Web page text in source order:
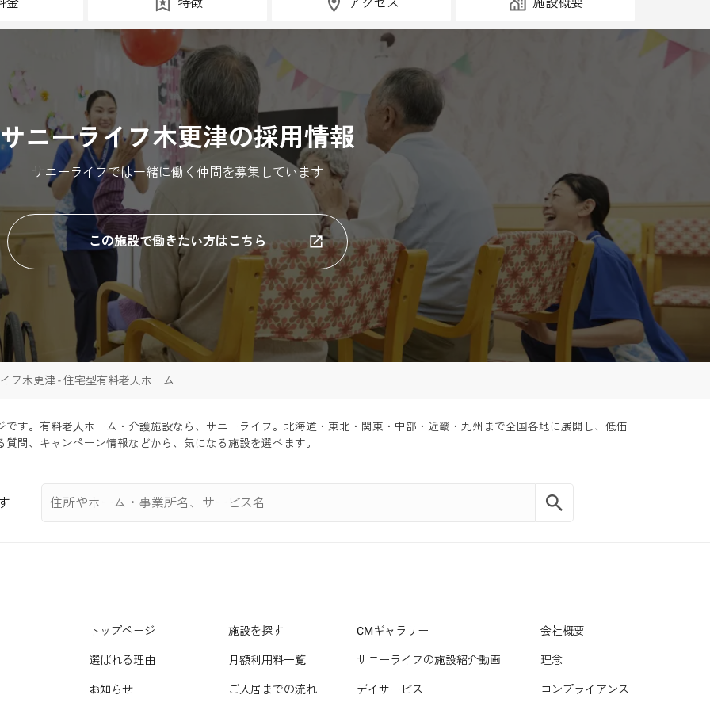
サニーライフ木更津の採用情報
サニーライフでは一緒に働く仲間を募集しています
この施設で働きたい方はこちら
フ木更津 - 住宅型有料老人ホーム
す。有料老⼈ホーム・介護施設なら、サニーライフ。北海道・東北・関東・中部・近畿・九州まで全国各地に展開し、低価
問、キャンペーン情報などから、気になる施設を選べます。
トップページ
選ばれる理由
お知らせ
施設を探す
月額利用料一覧
ご入居までの流れ
CMギャラリー
サニーライフの施設紹介動画
デイサービス
会社概要
理念
コンプライアンス